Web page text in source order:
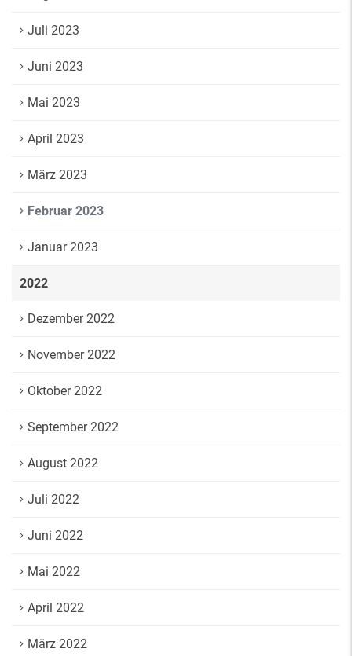
Juli 2023
Juni 2023
Mai 2023
April 2023
März 2023
Februar 2023
Januar 2023
2022
Dezember 2022
November 2022
Oktober 2022
September 2022
August 2022
Juli 2022
Juni 2022
Mai 2022
April 2022
März 2022